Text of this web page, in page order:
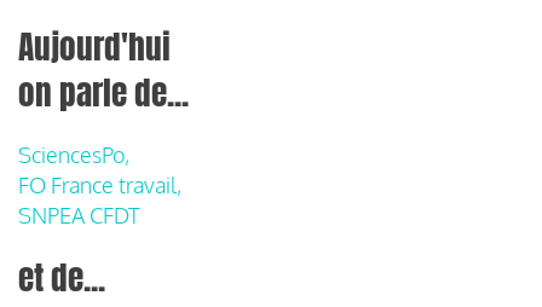
Aujourd'hui
on parle de...
SciencesPo,
FO France travail,
SNPEA CFDT
et de...